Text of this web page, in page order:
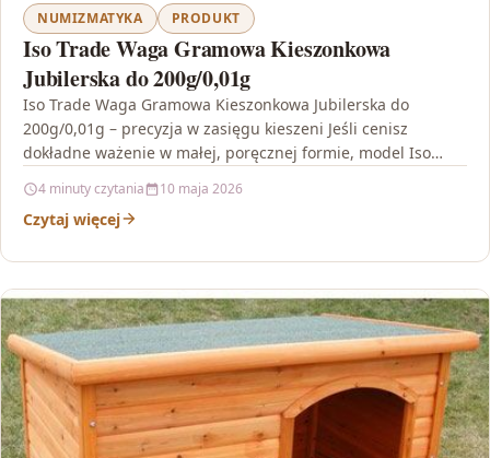
NUMIZMATYKA PRODUKT
Iso Trade Waga Gramowa Kieszonkowa
Jubilerska do 200g/0,01g
Iso Trade Waga Gramowa Kieszonkowa Jubilerska do
200g/0,01g – precyzja w zasięgu kieszeni Jeśli cenisz
dokładne ważenie w małej, poręcznej formie, model Iso
4 minuty czytania 10 maja 2026
Czytaj więcej